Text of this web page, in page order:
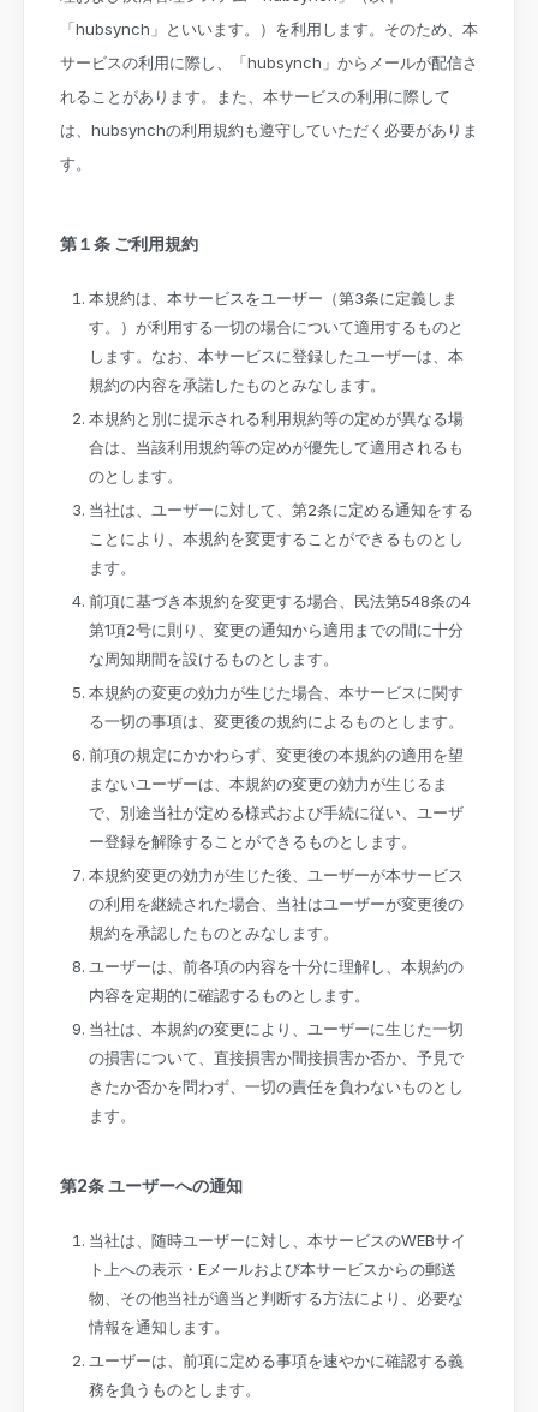
「hubsynch」といいます。）を利用します。そのため、本
サービスの利用に際し、「hubsynch」からメールが配信さ
れることがあります。また、本サービスの利用に際して
は、hubsynchの利用規約も遵守していただく必要がありま
す。
第１条 ご利用規約
本規約は、本サービスをユーザー（第3条に定義しま
す。）が利用する一切の場合について適用するものと
します。なお、本サービスに登録したユーザーは、本
規約の内容を承諾したものとみなします。
本規約と別に提示される利用規約等の定めが異なる場
合は、当該利用規約等の定めが優先して適用されるも
のとします。
当社は、ユーザーに対して、第2条に定める通知をする
ことにより、本規約を変更することができるものとし
ます。
前項に基づき本規約を変更する場合、民法第548条の4
第1項2号に則り、変更の通知から適用までの間に十分
な周知期間を設けるものとします。
本規約の変更の効力が生じた場合、本サービスに関す
る一切の事項は、変更後の規約によるものとします。
前項の規定にかかわらず、変更後の本規約の適用を望
まないユーザーは、本規約の変更の効力が生じるま
で、別途当社が定める様式および手続に従い、ユーザ
ー登録を解除することができるものとします。
本規約変更の効力が生じた後、ユーザーが本サービス
の利用を継続された場合、当社はユーザーが変更後の
規約を承認したものとみなします。
ユーザーは、前各項の内容を十分に理解し、本規約の
内容を定期的に確認するものとします。
当社は、本規約の変更により、ユーザーに生じた一切
の損害について、直接損害か間接損害か否か、予見で
きたか否かを問わず、一切の責任を負わないものとし
ます。
第2条 ユーザーへの通知
当社は、随時ユーザーに対し、本サービスのWEBサイ
ト上への表示・Eメールおよび本サービスからの郵送
物、その他当社が適当と判断する方法により、必要な
情報を通知します。
ユーザーは、前項に定める事項を速やかに確認する義
務を負うものとします。